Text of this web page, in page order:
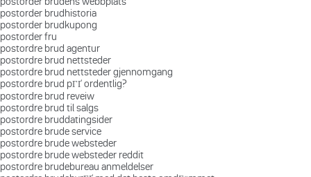
postorder brudhistoria
postorder brudkupong
postorder fru
postordre brud agentur
postordre brud nettsteder
postordre brud nettsteder gjennomgang
postordre brud pГҐ ordentlig?
postordre brud reveiw
postordre brud til salgs
postordre bruddatingsider
postordre brude service
postordre brude websteder
postordre brude websteder reddit
postordre brudebureau anmeldelser